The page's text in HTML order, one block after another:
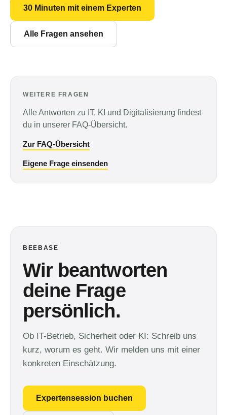
30 Minuten mit einem Experten
Alle Fragen ansehen
WEITERE FRAGEN
Alle Antworten zu IT, KI und Digitalisierung findest
du in unserer FAQ-Übersicht.
Zur FAQ-Übersicht
Eigene Frage einsenden
BEEBASE
Wir beantworten
deine Frage
persönlich.
Ob IT-Betrieb, Sicherheit oder KI: Schreib uns
kurz, worum es geht. Wir melden uns mit einer
konkreten Einschätzung.
Expertensession buchen